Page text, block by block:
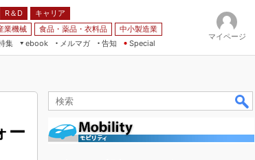
R＆D
キャリア
業機械 食品・薬品・衣料品
中小製造業
集
ebook
メルマガ
告知 Special
マイページ
ー